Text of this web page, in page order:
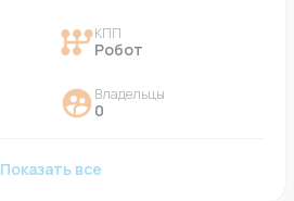
КПП
Робот
Владельцы
0
Показать все